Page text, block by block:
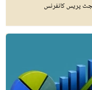
پریس کانفرنس